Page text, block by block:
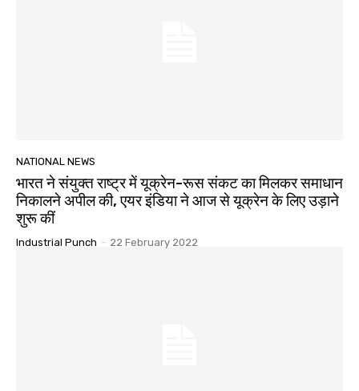
NATIONAL NEWS
भारत ने संयुक्त राष्ट्र में यूक्रेन-रूस संकट का मिलकर समाधान
निकालने अपील की, एयर इंडिया ने आज से यूक्रेन के लिए उड़ाने
शुरू कीं
Industrial Punch - 22 February 2022